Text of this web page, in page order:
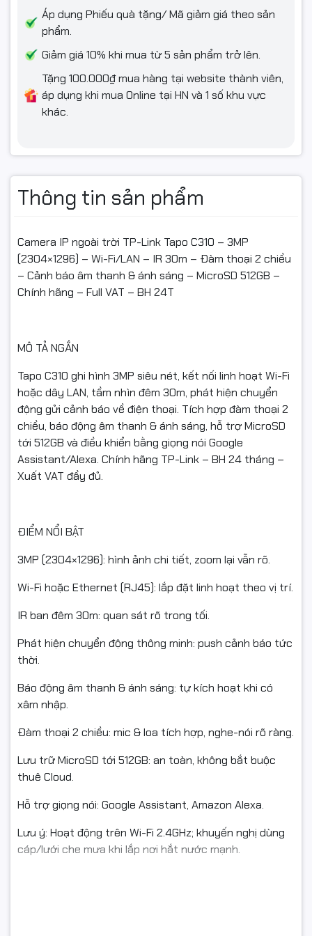
Áp dụng Phiếu quà tặng/ Mã giảm giá theo sản
phẩm.
Giảm giá 10% khi mua từ 5 sản phẩm trở lên.
Tặng 100.000₫ mua hàng tại website thành viên,
áp dụng khi mua Online tại HN và 1 số khu vực
khác.
Thông tin sản phẩm
Camera IP ngoài trời TP-Link Tapo C310 – 3MP
(2304×1296) – Wi-Fi/LAN – IR 30m – Đàm thoại 2 chiều
– Cảnh báo âm thanh & ánh sáng – MicroSD 512GB –
Chính hãng – Full VAT – BH 24T
MÔ TẢ NGẮN
Tapo C310 ghi hình 3MP siêu nét, kết nối linh hoạt Wi-Fi
hoặc dây LAN, tầm nhìn đêm 30m, phát hiện chuyển
động gửi cảnh báo về điện thoại. Tích hợp đàm thoại 2
chiều, báo động âm thanh & ánh sáng, hỗ trợ MicroSD
tới 512GB và điều khiển bằng giọng nói Google
Assistant/Alexa. Chính hãng TP-Link – BH 24 tháng –
Xuất VAT đầy đủ.
ĐIỂM NỔI BẬT
3MP (2304×1296): hình ảnh chi tiết, zoom lại vẫn rõ.
Wi-Fi hoặc Ethernet (RJ45): lắp đặt linh hoạt theo vị trí.
IR ban đêm 30m: quan sát rõ trong tối.
Phát hiện chuyển động thông minh: push cảnh báo tức
thời.
Báo động âm thanh & ánh sáng: tự kích hoạt khi có
xâm nhập.
Đàm thoại 2 chiều: mic & loa tích hợp, nghe-nói rõ ràng.
Lưu trữ MicroSD tới 512GB: an toàn, không bắt buộc
thuê Cloud.
Hỗ trợ giọng nói: Google Assistant, Amazon Alexa.
Lưu ý: Hoạt động trên Wi-Fi 2.4GHz; khuyến nghị dùng
cáp/lưới che mưa khi lắp nơi hắt nước mạnh.
Tapo C310 3MP – Wi-Fi/LAN, IR 30m, đàm thoại 2 chiều, báo
động thông minh, thẻ MicroSD 512GB, hỗ trợ Assistant/Alexa.
Chính hãng – Full VAT.
3MP siêu nét
Wi-Fi hoặc LAN
Báo động âm thanh & ánh sáng
ĐIỀU KIỆN ĐỔI/TRẢ HÀNG (📦)
Quay video khi mở hộp để làm bằng chứng nếu có va đập/hư
Nếu chưa dùng được, vui lòng liên hệ kỹ thuật để được
Sản phẩm hoàn cần nguyên trạng, không trầy xước/hư
hỏng, đủ phụ kiện/tem/hộp.
Chỉ hỗ trợ đổi/hoàn khi hàng còn giá trị sử dụng và trong
thời hạn bảo hành.
Chính hãng – Full VAT – Giao nhanh toàn quốc.
#TapoC310 #TPLINK #CameraNgoaiTroi #3MP #WiFiLan
#IR30m #BaoDongThongMinh #DamThoai2Chieu
#MicroSD512GB #FullVAT #NgocThoComputer